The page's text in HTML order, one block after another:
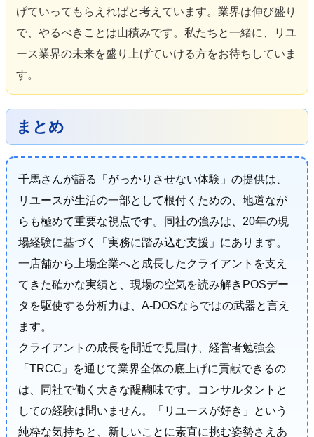
げていってもらえればと考えています。業界は伸び盛り
で、やるべきことは山積みです。私たちと一緒に、リユ
ース業界の未来を盛り上げていける方をお待ちしていま
す。
まとめ
千馬さんが語る「がっかりさせない体験」の提供は、
リユースが生活の一部として根付くための、地道なが
らも極めて重要な視点です。同社の強みは、20年の現
場経験に基づく「実務に踏み込む支援」にあります。
一店舗から上場企業へと成長したクライアントを支え
てきた確かな実績と、現場の空気を読み解きPOSデー
タを駆使する分析力は、A-DOSならではの武器と言え
ます。
クライアントの成長を間近で見届け、経営者勉強会
「TRCC」を通じて業界全体の底上げに貢献できるの
は、同社で働く大きな醍醐味です。コンサルタントと
しての経験は問いません。「リユースが好き」という
純粋な気持ちと、新しいことに素直に挑む姿勢さえあ